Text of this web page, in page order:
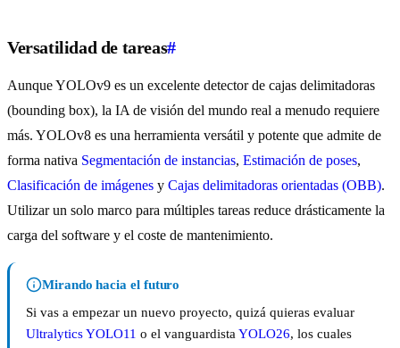
Versatilidad de tareas#
Aunque YOLOv9 es un excelente detector de cajas delimitadoras
(bounding box), la IA de visión del mundo real a menudo requiere
más. YOLOv8 es una herramienta versátil y potente que admite de
forma nativa Segmentación de instancias, Estimación de poses,
Clasificación de imágenes y Cajas delimitadoras orientadas (OBB).
Utilizar un solo marco para múltiples tareas reduce drásticamente la
carga del software y el coste de mantenimiento.
Mirando hacia el futuro
Si vas a empezar un nuevo proyecto, quizá quieras evaluar
Ultralytics YOLO11 o el vanguardista YOLO26, los cuales